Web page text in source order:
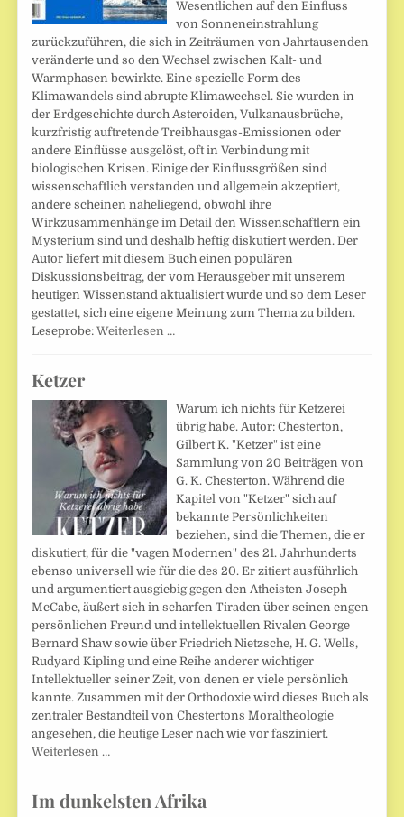
Wesentlichen auf den Einfluss
von Sonneneinstrahlung
zurückzuführen, die sich in Zeiträumen von Jahrtausenden
veränderte und so den Wechsel zwischen Kalt- und
Warmphasen bewirkte. Eine spezielle Form des
Klimawandels sind abrupte Klimawechsel. Sie wurden in
der Erdgeschichte durch Asteroiden, Vulkanausbrüche,
kurzfristig auftretende Treibhausgas-Emissionen oder
andere Einflüsse ausgelöst, oft in Verbindung mit
biologischen Krisen. Einige der Einflussgrößen sind
wissenschaftlich verstanden und allgemein akzeptiert,
andere scheinen naheliegend, obwohl ihre
Wirkzusammenhänge im Detail den Wissenschaftlern ein
Mysterium sind und deshalb heftig diskutiert werden. Der
Autor liefert mit diesem Buch einen populären
Diskussionsbeitrag, der vom Herausgeber mit unserem
heutigen Wissenstand aktualisiert wurde und so dem Leser
gestattet, sich eine eigene Meinung zum Thema zu bilden.
Leseprobe:Weiterlesen …
Ketzer
Warum ich nichts für Ketzerei
übrig habe. Autor: Chesterton,
Gilbert K. "Ketzer" ist eine
Sammlung von 20 Beiträgen von
G. K. Chesterton. Während die
Kapitel von "Ketzer" sich auf
bekannte Persönlichkeiten
beziehen, sind die Themen, die er
diskutiert, für die "vagen Modernen" des 21. Jahrhunderts
ebenso universell wie für die des 20. Er zitiert ausführlich
und argumentiert ausgiebig gegen den Atheisten Joseph
McCabe, äußert sich in scharfen Tiraden über seinen engen
persönlichen Freund und intellektuellen Rivalen George
Bernard Shaw sowie über Friedrich Nietzsche, H. G. Wells,
Rudyard Kipling und eine Reihe anderer wichtiger
Intellektueller seiner Zeit, von denen er viele persönlich
kannte. Zusammen mit der Orthodoxie wird dieses Buch als
zentraler Bestandteil von Chestertons Moraltheologie
angesehen, die heutige Leser nach wie vor fasziniert.
Weiterlesen …
Im dunkelsten Afrika